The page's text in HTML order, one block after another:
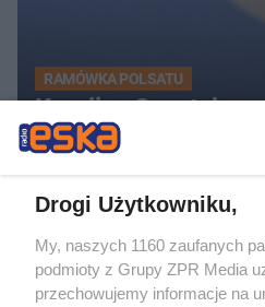
RAMÓWKA POLSATU
Karolina Szostak
ramówce Polsatu.
Drogi Użytkowniku,
My, naszych 1160 zaufanych
podmioty z Grupy ZPR Media
przechowujemy informacje na